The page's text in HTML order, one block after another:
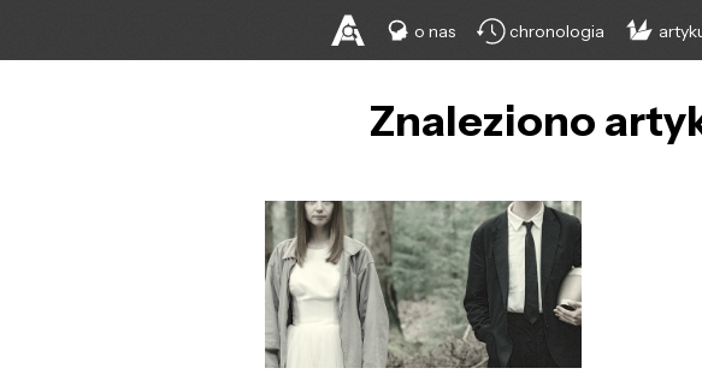
o nas chronologia
Znaleziono